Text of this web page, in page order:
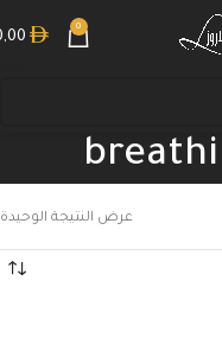
0
عرض النتيجة الوحيدة